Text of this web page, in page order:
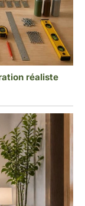
réaliste